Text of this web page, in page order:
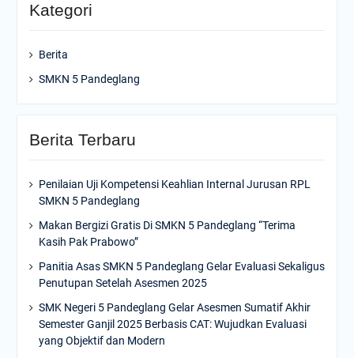
Kategori
Berita
SMKN 5 Pandeglang
Berita Terbaru
Penilaian Uji Kompetensi Keahlian Internal Jurusan RPL
SMKN 5 Pandeglang
Makan Bergizi Gratis Di SMKN 5 Pandeglang “Terima
Kasih Pak Prabowo”
Panitia Asas SMKN 5 Pandeglang Gelar Evaluasi Sekaligus
Penutupan Setelah Asesmen 2025
SMK Negeri 5 Pandeglang Gelar Asesmen Sumatif Akhir
Semester Ganjil 2025 Berbasis CAT: Wujudkan Evaluasi
yang Objektif dan Modern